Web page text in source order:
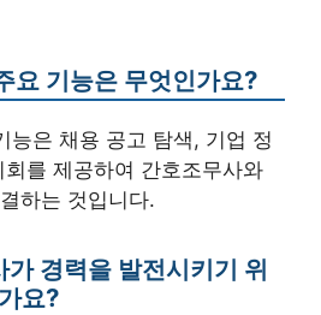
요 기능은 무엇인가요?
능은 채용 공고 탐색, 기업 정
를 제공하여 간호조무사와
하는 것입니다.
경력을 발전시키기 위
요?